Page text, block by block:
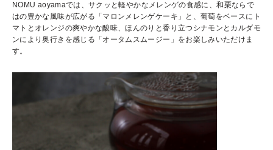
NOMU aoyamaでは、サクッと軽やかなメレンゲの食感に、和栗ならで
はの豊かな風味が広がる「マロンメレンゲケーキ」と、葡萄をベースにト
マトとオレンジの爽やかな酸味、ほんのりと香り立つシナモンとカルダモ
ンにより奥行きを感じる「オータムスムージー」をお楽しみいただけま
す。